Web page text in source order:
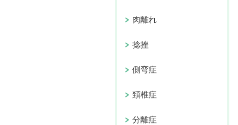
肉離れ
捻挫
側弯症
頚椎症
分離症